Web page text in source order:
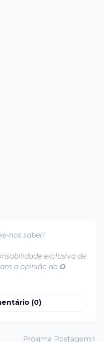
nos saber!
exclusiva de
a opinião do O
(0)
Próxima Postagem